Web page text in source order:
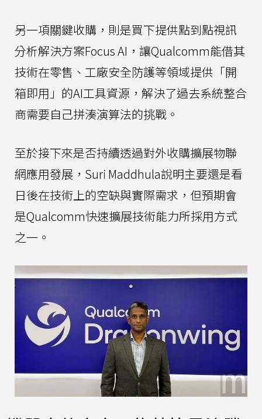
另一項關鍵收購，則是買下提供點到點視訊
分析解決方案Focus AI，讓Qualcomm能借其
技術在零售、工廠安全防護等領域提供「開
箱即用」的AI工具資源，解決了過去系統整合
商需要自己拼湊演算法的挑戰。
至於接下來是否持續透過對外收購擴展物聯
網應用發展，Suri Maddhula說明主要還是看
日後在技術上的空缺與實際需求，但預期會
是Qualcomm快速擴展技術能力所採用方式
之一。